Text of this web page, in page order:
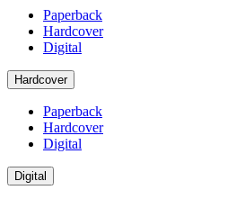
Paperback
Hardcover
Digital
Hardcover
Paperback
Hardcover
Digital
Digital